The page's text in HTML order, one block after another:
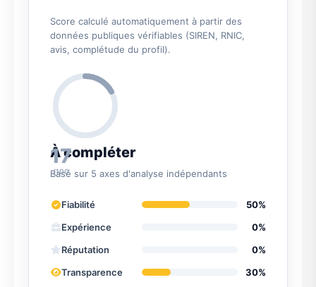
Score calculé automatiquement à partir des
données publiques vérifiables (SIREN, RNIC,
avis, complétude du profil).
17
/100
À compléter
Basé sur 5 axes d'analyse indépendants
Fiabilité
50%
Expérience
0%
Réputation
0%
Transparence
30%